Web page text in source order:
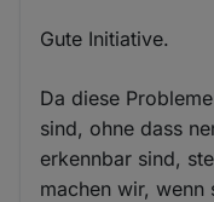
Gute Initiative.
Da diese
sind, ohne dass
erkennbar sind,
machen wir, wenn